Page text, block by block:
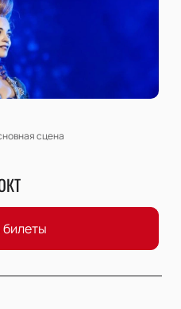
сцена
билеты